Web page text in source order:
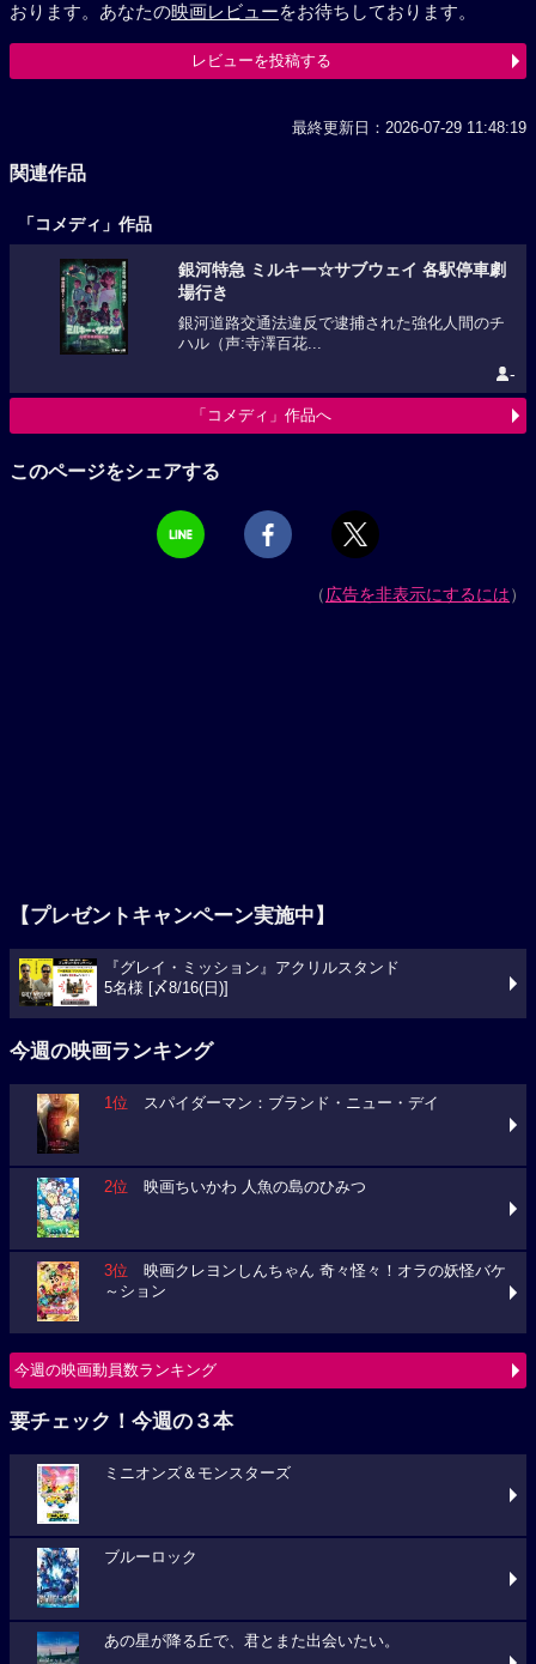
おります。あなたの映画レビューをお待ちしております。
レビューを投稿する
最終更新日：2026-07-29 11:48:19
関連作品
「コメディ」作品
銀河特急 ミルキー☆サブウェイ 各駅停車劇
場行き
銀河道路交通法違反で逮捕された強化人間のチ
ハル（声:寺澤百花...
-
「コメディ」作品へ
このページをシェアする
（広告を非表示にするには）
【プレゼントキャンペーン実施中】
『グレイ・ミッション』アクリルスタンド
5名様 [〆8/16(日)]
今週の映画ランキング
1位 スパイダーマン：ブランド・ニュー・デイ
2位 映画ちいかわ 人魚の島のひみつ
3位 映画クレヨンしんちゃん 奇々怪々！オラの妖怪バケ
～ション
今週の映画動員数ランキング
要チェック！今週の３本
ミニオンズ＆モンスターズ
ブルーロック
あの星が降る丘で、君とまた出会いたい。